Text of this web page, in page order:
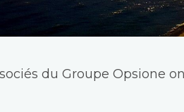
du Groupe Opsione